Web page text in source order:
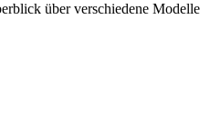
über verschiedene Modelle